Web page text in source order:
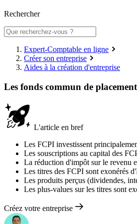
Rechercher
Expert-Comptable en ligne
Créer son entreprise
Aides à la création d'entreprise
Les fonds commun de
L'article en bref
Les FCPI investissent
Les souscriptions au capital des
La réduction d'impôt sur le revenu
Les titres des FCPI sont exonérés
Les produits perçus (dividendes,
Les plus-values sur les titres sont
Créez votre entreprise